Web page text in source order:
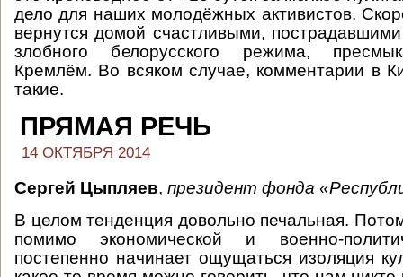
дело для наших молодёжных активистов.
вернутся домой счастливыми,
злобного белорусского режима,
Кремлём. Во всяком случае, комментарии в
такие.
ПРЯМАЯ РЕЧЬ
14 ОКТЯБРЯ 2014
Сергей Цыпляев, президент фонда
В целом тенденция довольно печальная.
помимо экономической и военно-
постепенно начинает ощущаться изоляция